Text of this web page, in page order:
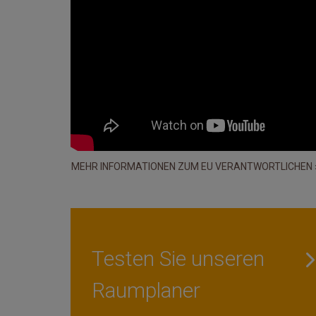
MEHR INFORMATIONEN ZUM EU VERANTWORTLICHEN
Testen Sie unseren
Raumplaner